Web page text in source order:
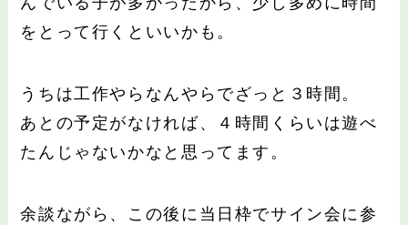
をとって行くといいかも。
うちは工作やらなんやらでざっと３時間。
あとの予定がなければ、４時間くらいは遊べ
たんじゃないかなと思ってます。
余談ながら、この後に当日枠でサイン会に参